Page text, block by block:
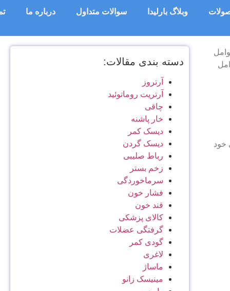
وبلاگ بارلیدا سوالات متداول درباره ما
خود
دسته بندی مقالات:
آرتروز
آرتریت روماتوئید
چاقی
خار پاشنه
دیسک کمر
دیسک گردن
رباط صلیبی
زخم بستر
سرماخوردگی
فشار خون
قند خون
کالای پزشکی
گرفتگی عضلات
گودی کمر
لاغری
ماساژ
مینیسک زانو